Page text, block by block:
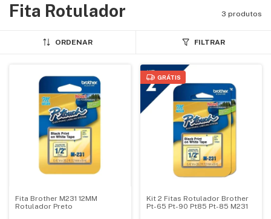
Fita Rotulador 3 produtos
ORDENAR FILTRAR
Fita Brother M231 12MM
Rotulador Preto
GRÁTIS
Kit 2 Fitas Rotulador Brother
Pt-65 Pt-90 Pt85 Pt-85 M231